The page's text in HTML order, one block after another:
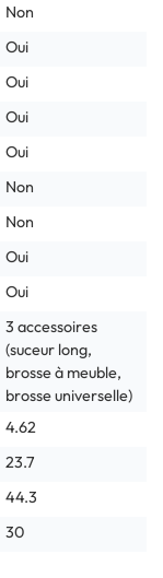
Non
Oui
Oui
Oui
Oui
Non
Non
Oui
Oui
3 accessoires
(suceur long,
brosse à meuble,
brosse universelle)
4.62
23.7
44.3
30